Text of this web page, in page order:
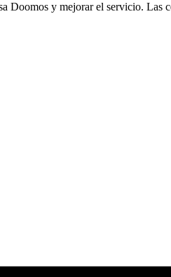
Doomos y mejorar el servicio. Las